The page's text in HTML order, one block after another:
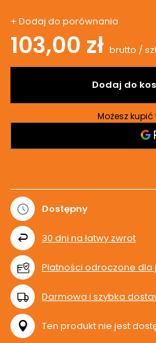
+ Dodaj do porównania
103,00 zł brutto /
Dodaj do
Możesz kupić
Dostępny
30 dni na łatwy zwrot
Płatności odroczone
Darmowa i szybka
Ten produkt nie jest